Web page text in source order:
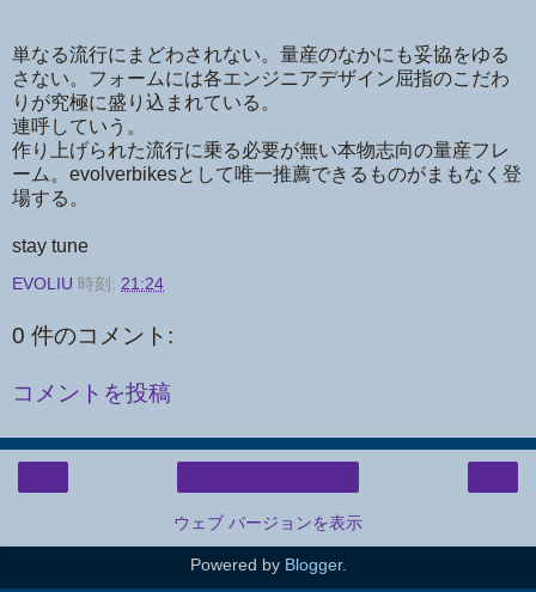
単なる流行にまどわされない。量産のなかにも妥協をゆる
さない。フォームには各エンジニアデザイン屈指のこだわ
りが究極に盛り込まれている。
連呼していう。
作り上げられた流行に乗る必要が無い本物志向の量産フレ
ーム。evolverbikesとして唯一推薦できるものがまもなく登
場する。
stay tune
EVOLIU 時刻: 21:24
0 件のコメント:
コメントを投稿
ウェブ バージョンを表示
Powered by Blogger.